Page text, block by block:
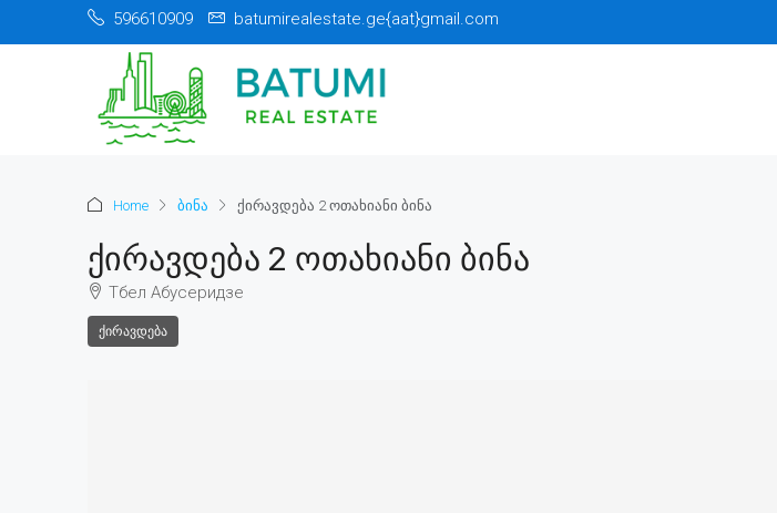
596610909 batumirealestate.ge{aat}gmail.com
Home ბინა ქირავდება 2 ოთახიანი ბინა
Ქირავდება 2 Ოთახიანი Ბინა
Тбел Абусеридзе
ᲥᲘᲠᲐᲕᲓᲔᲑᲐ